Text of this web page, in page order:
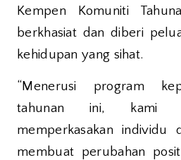
Kempen Komuniti
berkhasiat dan diberi
kehidupan yang sihat.
“Menerusi program
tahunan ini, kami
memperkasakan individu
membuat perubahan